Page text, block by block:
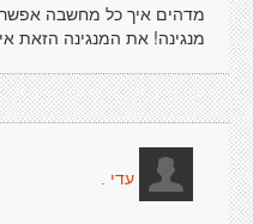
מדהים איך כל מחשבה
מנגינה! את המנגינה הזאת
עדי .